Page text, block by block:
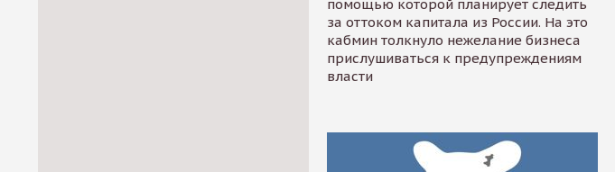
помощью которой планирует следить
за оттоком капитала из России. На это
кабмин толкнуло нежелание бизнеса
прислушиваться к предупреждениям
власти